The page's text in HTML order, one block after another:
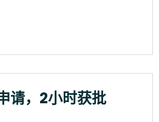
请，2小时获批